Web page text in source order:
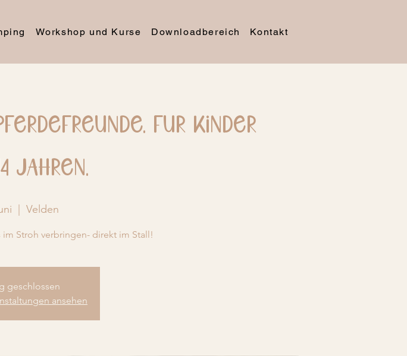
Workshop und Kurse Downloadbereich Kontakt
Für Kinder
Jahren.
Velden
Stroh verbringen- direkt im Stall!
geschlossen
ansehen